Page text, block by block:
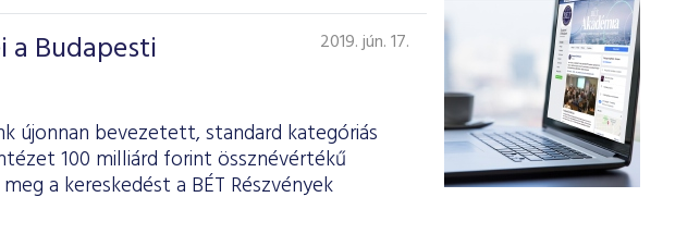
a Budapesti
2019. jún. 17.
újonnan bevezetett, standard kategóriás
100 milliárd forint össznévértékű
a kereskedést a BÉT Részvények